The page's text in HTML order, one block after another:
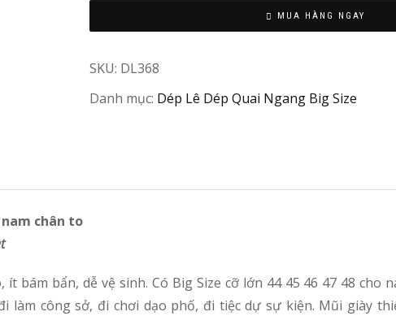
MUA HÀNG NGAY
SKU: DL368
Danh mục: Dép Lê Dép Quai Ngang Big Size
nam chân to
bám bẩn, dễ vệ sinh. Có Big Size cỡ lớn 44 45 46 47 48 cho
công sở, đi chơi dạo phố, đi tiệc dự sự kiện. Mũi giày